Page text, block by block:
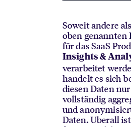
Soweit andere
oben genannten
für das SaaS
Insights &
verarbeitet
handelt es sich
diesen Daten
vollständig
und
Daten. Uberall